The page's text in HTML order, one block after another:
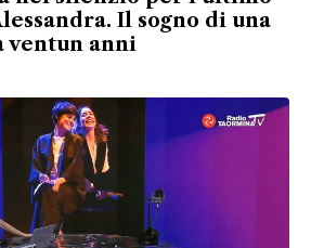
Il sogno di una
ventun anni